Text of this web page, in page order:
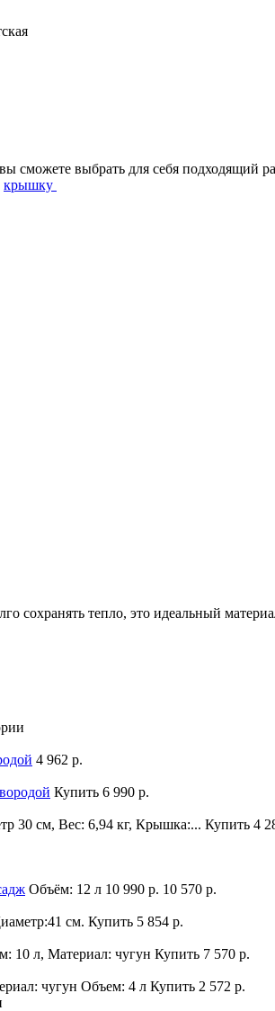
сможете выбрать для себя
крышку
сохранять тепло, это идеальный
4 962 р.
Купить 6 990 р.
30 см, Вес: 6,94 кг, Крышка:... Купить 4
Объём: 12 л 10 990 р. 10 570 р.
см. Купить 5 854 р.
10 л, Материал: чугун Купить 7 570 р.
чугун Объем: 4 л Купить 2 572 р.